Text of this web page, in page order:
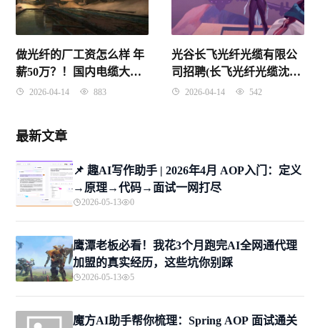
做光纤的厂工资怎么样 年
薪50万？！国内电缆大厂
工资薪酬大曝光
2026-04-14 883
光谷长飞光纤光缆有限公
司招聘(长飞光纤光缆沈阳
有限公司)
2026-04-14 542
最新文章
📌 趣AI写作助手 | 2026年4月 AOP入门：定义
→原理→代码→面试一网打尽
2026-05-13 0
鹰潭老板必看！我花3个月跑完AI全网通代理
加盟的真实经历，这些坑你别踩
2026-05-13 5
魔方AI助手帮你梳理：Spring AOP 面试通关